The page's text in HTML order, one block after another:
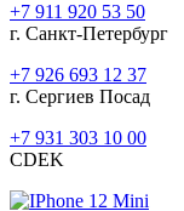
+7 911 920 53 50
г. Санкт-Петербург
+7 926 693 12 37
г. Сергиев Посад
+7 931 303 10 00
CDEK